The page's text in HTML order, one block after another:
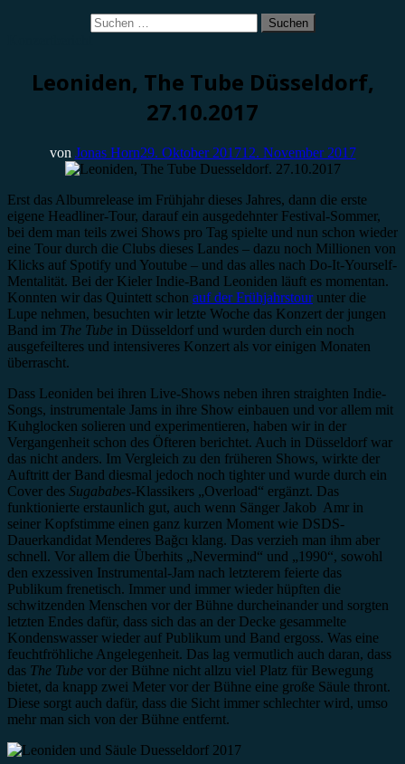
Suchen
nach:
Leoniden, The Tube Düsseldorf,
27.10.2017
von Jonas Horn29. Oktober 201712. November 2017
Erst das Albumrelease im Frühjahr dieses Jahres, dann die erste
eigene Headliner-Tour, darauf ein ausgedehnter Festival-Sommer,
bei dem man teils zwei Shows pro Tag spielte und nun schon wieder
eine Tour durch die Clubs dieses Landes – dazu noch Millionen von
Klicks auf Spotify und Youtube – und das alles nach Do-It-Yourself-
Mentalität. Bei der Kieler Indie-Band Leoniden läuft es momentan.
Konnten wir das Quintett schon auf der Frühjahrstourunter die
Lupe nehmen, besuchten wir letzte Woche das Konzert der jungen
Band im The Tube in Düsseldorf und wurden durch ein noch
ausgefeilteres und intensiveres Konzert als vor einigen Monaten
überrascht.
Dass Leoniden bei ihren Live-Shows neben ihren straighten Indie-
Songs, instrumentale Jams in ihre Show einbauen und vor allem mit
Kuhglocken solieren und experimentieren, haben wir in der
Vergangenheit schon des Öfteren berichtet. Auch in Düsseldorf war
das nicht anders. Im Vergleich zu den früheren Shows, wirkte der
Auftritt der Band diesmal jedoch noch tighter und wurde durch ein
Cover des Sugababes-Klassikers „Overload“ ergänzt. Das
funktionierte erstaunlich gut, auch wenn Sänger Jakob Amr in
seiner Kopfstimme einen ganz kurzen Moment wie DSDS-
Dauerkandidat Menderes Bağcı klang. Das verzieh man ihm aber
schnell. Vor allem die Überhits „Nevermind“ und „1990“, sowohl
den exzessiven Instrumental-Jam nach letzterem feierte das
Publikum frenetisch. Immer und immer wieder hüpften die
schwitzenden Menschen vor der Bühne durcheinander und sorgten
letzten Endes dafür, dass sich das an der Decke gesammelte
Kondenswasser wieder auf Publikum und Band ergoss. Was eine
feuchtfröhliche Angelegenheit. Das lag vermutlich auch daran, dass
das The Tube vor der Bühne nicht allzu viel Platz für Bewegung
bietet, da knapp zwei Meter vor der Bühne eine große Säule thront.
Diese sorgt auch dafür, dass die Sicht immer schlechter wird, umso
mehr man sich von der Bühne entfernt.